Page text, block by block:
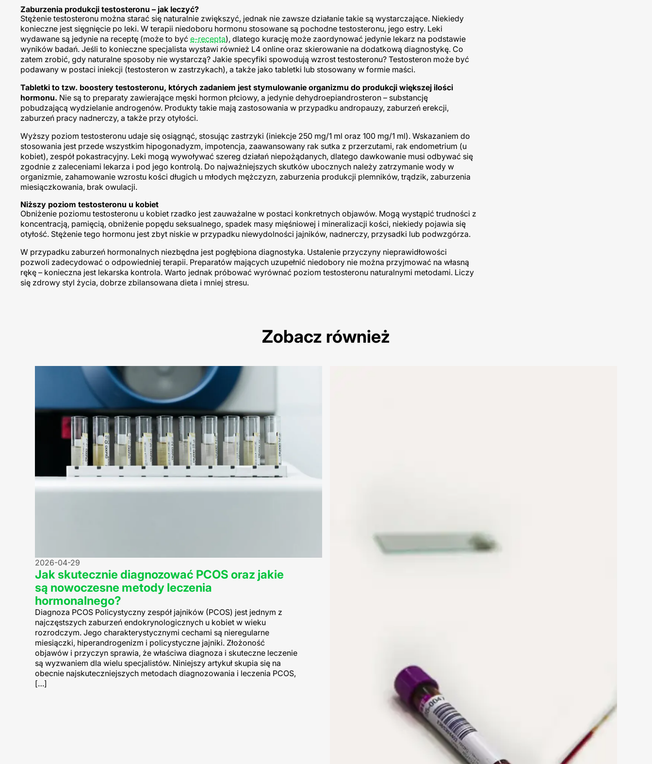
Zaburzenia produkcji testosteronu – jak leczyć?
Stężenie testosteronu można starać się naturalnie zwiększyć, jednak nie zawsze działanie takie są wystarczające. Niekiedy
konieczne jest sięgnięcie po leki. W terapii niedoboru hormonu stosowane są pochodne testosteronu, jego estry. Leki
wydawane są jedynie na receptę (może to być e-recepta), dlatego kurację może zaordynować jedynie lekarz na podstawie
wyników badań. Jeśli to konieczne specjalista wystawi również L4 online oraz skierowanie na dodatkową diagnostykę. Co
zatem zrobić, gdy naturalne sposoby nie wystarczą? Jakie specyfiki spowodują wzrost testosteronu? Testosteron może być
podawany w postaci iniekcji (testosteron w zastrzykach), a także jako tabletki lub stosowany w formie maści.
Tabletki to tzw. boostery testosteronu, których zadaniem jest stymulowanie organizmu do produkcji większej ilości
hormonu. Nie są to preparaty zawierające męski hormon płciowy, a jedynie dehydroepiandrosteron – substancję
pobudzającą wydzielanie androgenów. Produkty takie mają zastosowania w przypadku andropauzy, zaburzeń erekcji,
zaburzeń pracy nadnerczy, a także przy otyłości.
Wyższy poziom testosteronu udaje się osiągnąć, stosując zastrzyki (iniekcje 250 mg/1 ml oraz 100 mg/1 ml). Wskazaniem do
stosowania jest przede wszystkim hipogonadyzm, impotencja, zaawansowany rak sutka z przerzutami, rak endometrium (u
kobiet), zespół pokastracyjny. Leki mogą wywoływać szereg działań niepożądanych, dlatego dawkowanie musi odbywać się
zgodnie z zaleceniami lekarza i pod jego kontrolą. Do najważniejszych skutków ubocznych należy zatrzymanie wody w
organizmie, zahamowanie wzrostu kości długich u młodych mężczyzn, zaburzenia produkcji plemników, trądzik, zaburzenia
miesiączkowania, brak owulacji.
Niższy poziom testosteronu u kobiet
Obniżenie poziomu testosteronu u kobiet rzadko jest zauważalne w postaci konkretnych objawów. Mogą wystąpić trudności z
koncentracją, pamięcią, obniżenie popędu seksualnego, spadek masy mięśniowej i mineralizacji kości, niekiedy pojawia się
otyłość. Stężenie tego hormonu jest zbyt niskie w przypadku niewydolności jajników, nadnerczy, przysadki lub podwzgórza.
W przypadku zaburzeń hormonalnych niezbędna jest pogłębiona diagnostyka. Ustalenie przyczyny nieprawidłowości
pozwoli zadecydować o odpowiedniej terapii. Preparatów mających uzupełnić niedobory nie można przyjmować na własną
rękę – konieczna jest lekarska kontrola. Warto jednak próbować wyrównać poziom testosteronu naturalnymi metodami. Liczy
się zdrowy styl życia, dobrze zbilansowana dieta i mniej stresu.
Zobacz również
Jak skutecznie diagnozować PCOS oraz jakie
są nowoczesne metody leczenia
hormonalnego?
2026-04-29
Diagnoza PCOS Policystyczny zespół jajników (PCOS) jest jednym z
najczęstszych zaburzeń endokrynologicznych u kobiet w wieku
rozrodczym. Jego charakterystycznymi cechami są nieregularne
miesiączki, hiperandrogenizm i policystyczne jajniki. Złożoność
objawów i przyczyn sprawia, że właściwa diagnoza i skuteczne leczenie
są wyzwaniem dla wielu specjalistów. Niniejszy artykuł skupia się na
obecnie najskuteczniejszych metodach diagnozowania i leczenia PCOS,
[…]